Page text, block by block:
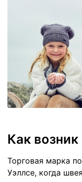
Как возник
Торговая марка
Уэллсе, когда